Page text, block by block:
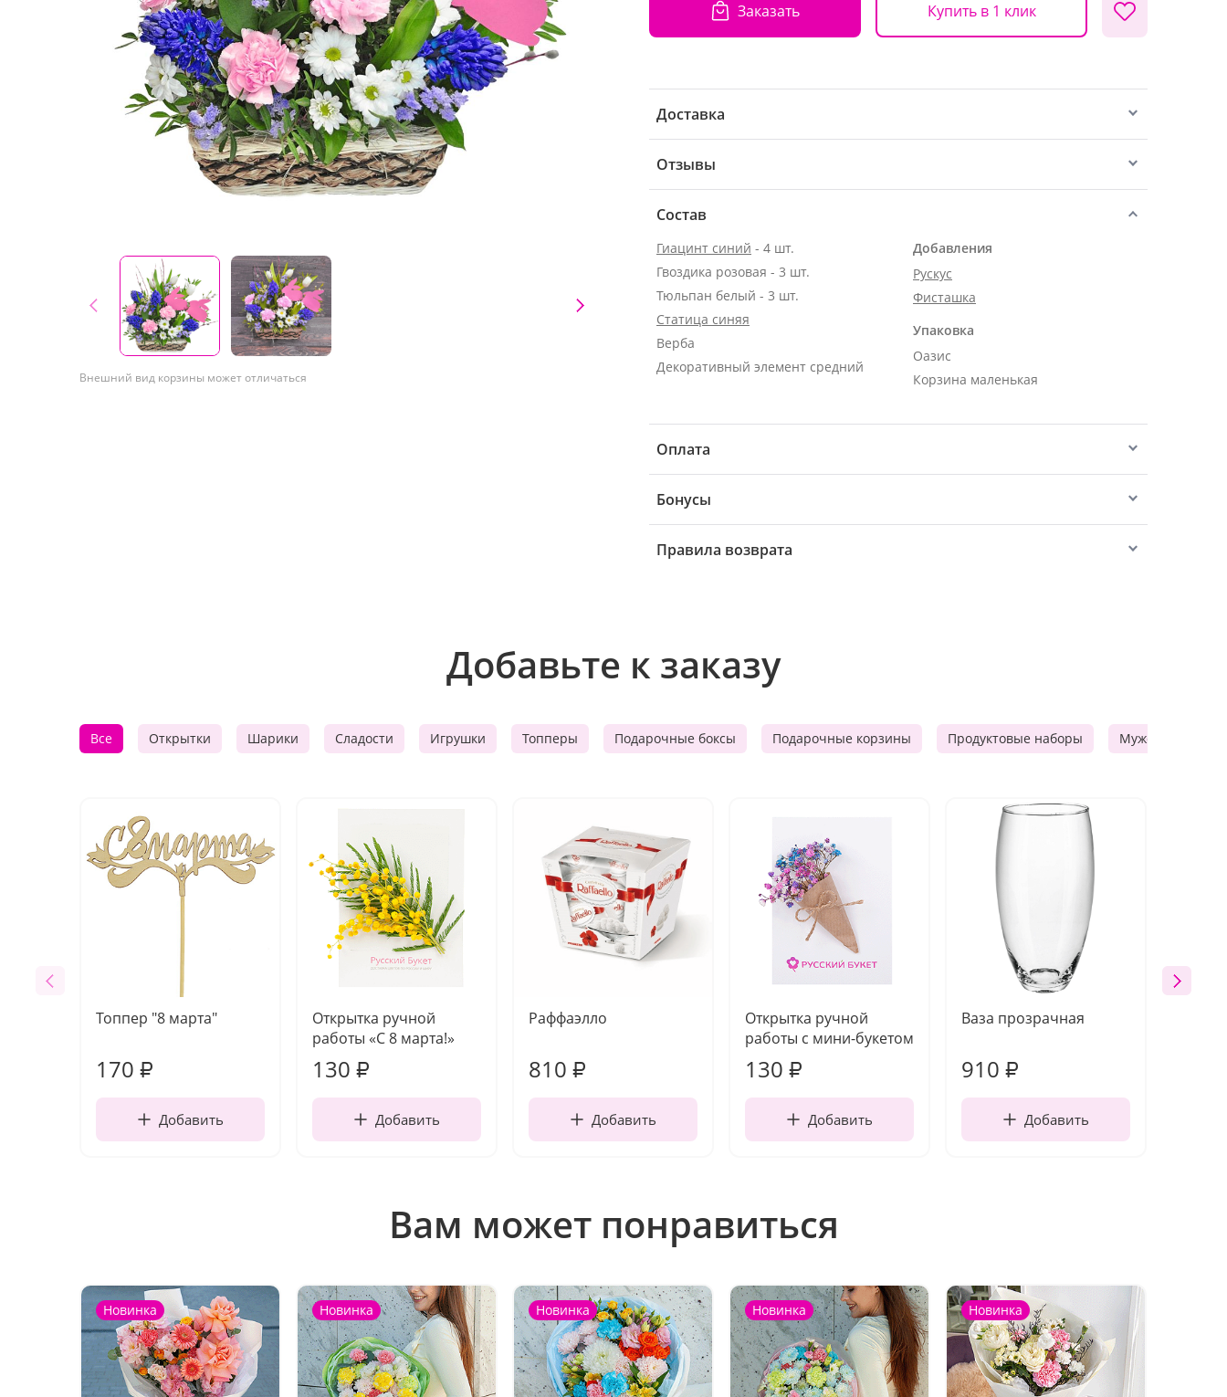
Внешний вид корзины может отличаться
Заказать Купить в 1 клик
Доставка
Отзывы
Состав
Гиацинт синий - 4 шт.
Гвоздика розовая - 3 шт.
Тюльпан белый - 3 шт.
Статица синяя
Верба
Декоративный элемент средний
Добавления
Рускус
Фисташка
Упаковка
Оазис
Корзина маленькая
Оплата
Бонусы
Правила возврата
Добавьте к заказу
Все Открытки Шарики Сладости Игрушки Топперы Подарочные боксы Подарочные корзины Продуктовые наборы Мужские
Топпер "8 марта"
170 ₽
Добавить
Открытка ручной
работы «С 8 марта!»
130 ₽
Добавить
Раффаэлло
810 ₽
Добавить
Открытка ручной
работы с мини-букетом
130 ₽
Добавить
Ваза прозрачная
910 ₽
Добавить
Вам может понравиться
Новинка Новинка Новинка Новинка Новинка